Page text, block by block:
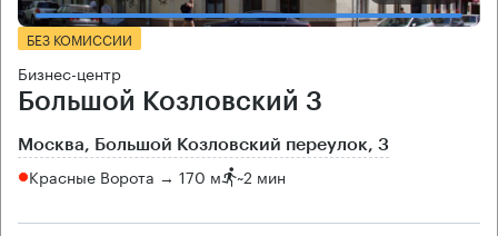
БЕЗ КОМИССИИ
Бизнес-центр
Большой Козловский 3
Москва, Большой Козловский переулок, 3
Красные Ворота → 170 м ~2 мин